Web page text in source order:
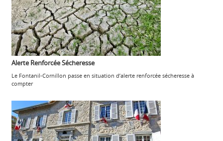
Alerte Renforcée Sécheresse
Le Fontanil-Cornillon passe en situation d’alerte renforcée sécheresse à
compter